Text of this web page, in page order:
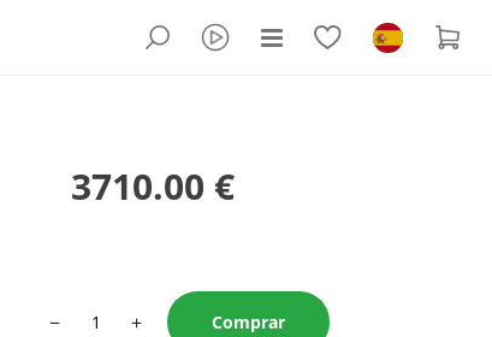
3710.00 €
− + Comprar